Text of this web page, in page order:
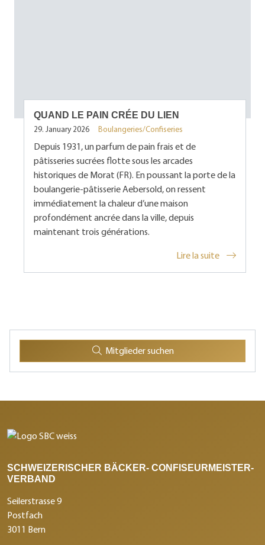
QUAND LE PAIN CRÉE DU LIEN
29. January 2026 Boulangeries/Confiseries
Depuis 1931, un parfum de pain frais et de
pâtisseries sucrées flotte sous les arcades
historiques de Morat (FR). En poussant la porte de la
boulangerie-pâtisserie Aebersold, on ressent
immédiatement la chaleur d’une maison
profondément ancrée dans la ville, depuis
maintenant trois générations.
Lire la suite
Mitglieder suchen
SCHWEIZERISCHER BÄCKER- CONFISEURMEISTER-
VERBAND
Seilerstrasse 9
Postfach
3011 Bern